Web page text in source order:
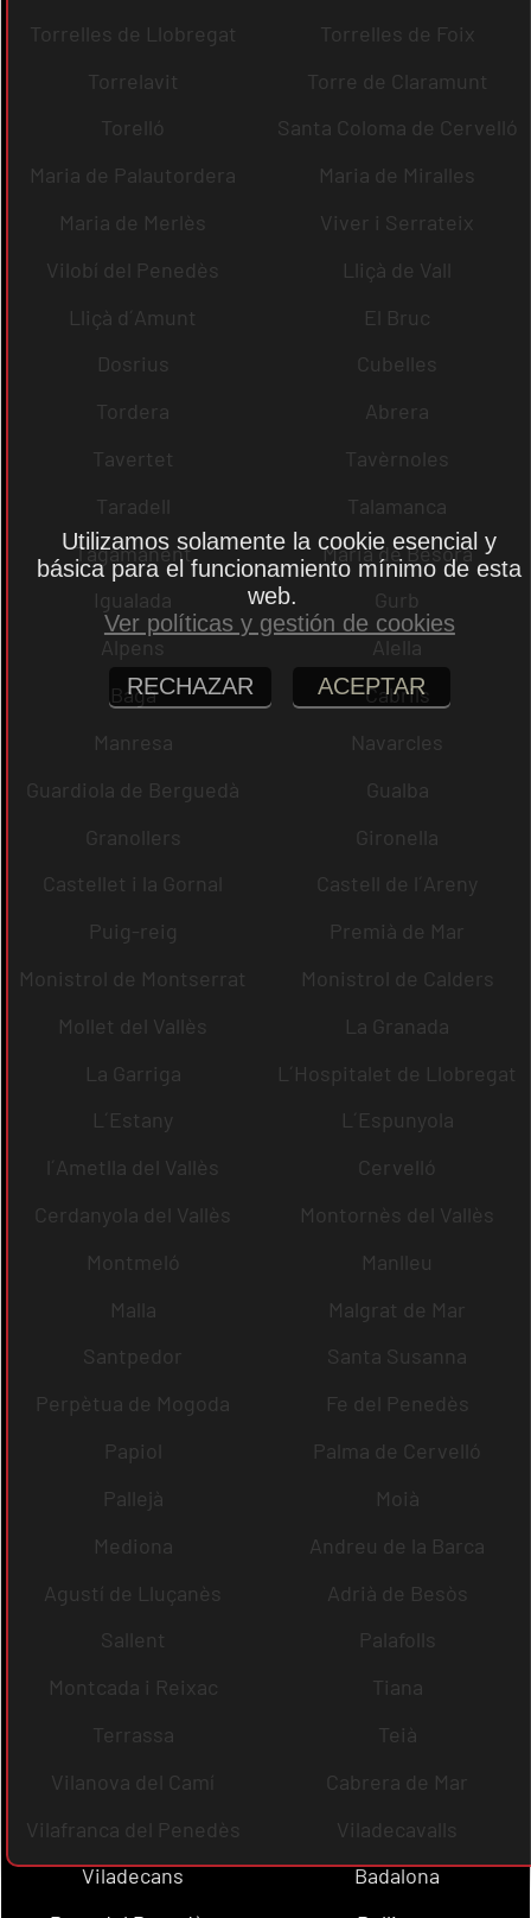
Torrelles de Llobregat
Torrelles de Foix
Torrelavit
Torre de Claramunt
Torelló
Santa Coloma de Cervelló
Maria de Palautordera
Maria de Miralles
Maria de Merlès
Viver i Serrateix
Vilobí del Penedès
Lliçà de Vall
Lliçà d´Amunt
El Bruc
Dosrius
Cubelles
Tordera
Abrera
Tavertet
Tavèrnoles
Taradell
Talamanca
Tagamanent
Maria de Besora
Igualada
Gurb
Alpens
Alella
Bagà
Cabrils
Manresa
Navarcles
Guardiola de Berguedà
Gualba
Granollers
Gironella
Castellet i la Gornal
Castell de l´Areny
Puig-reig
Premià de Mar
Monistrol de Montserrat
Monistrol de Calders
Mollet del Vallès
La Granada
La Garriga
L´Hospitalet de Llobregat
L´Estany
L´Espunyola
l´Ametlla del Vallès
Cervelló
Cerdanyola del Vallès
Montornès del Vallès
Montmeló
Manlleu
Malla
Malgrat de Mar
Santpedor
Santa Susanna
Perpètua de Mogoda
Fe del Penedès
Papiol
Palma de Cervelló
Pallejà
Moià
Mediona
Andreu de la Barca
Agustí de Lluçanès
Adrià de Besòs
Sallent
Palafolls
Montcada i Reixac
Tiana
Terrassa
Teià
Vilanova del Camí
Cabrera de Mar
Vilafranca del Penedès
Viladecavalls
Viladecans
Badalona
Utilizamos solamente la cookie esencial y
básica para el funcionamiento mínimo de esta
web.
Ver políticas y gestión de cookies
RECHAZAR ACEPTAR